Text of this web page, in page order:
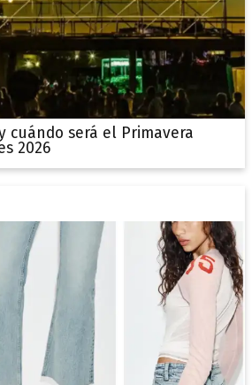
cuándo será el Primavera
2026